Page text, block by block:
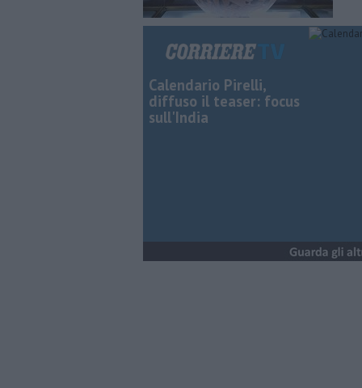
Calendario Pirelli,
diffuso il teaser: focus
sull'India